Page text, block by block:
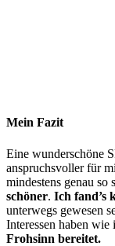
Mein Fazit
Eine wunderschöne
anspruchsvoller für
mindestens genau so
schöner. Ich fand’s
unterwegs gewesen
Interessen haben wie
Frohsinn bereitet.